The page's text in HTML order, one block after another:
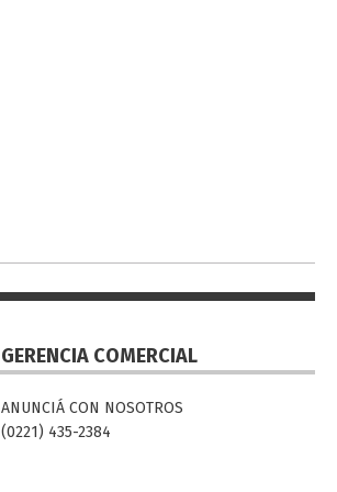
GERENCIA COMERCIAL
ANUNCIÁ CON NOSOTROS
(0221) 435-2384